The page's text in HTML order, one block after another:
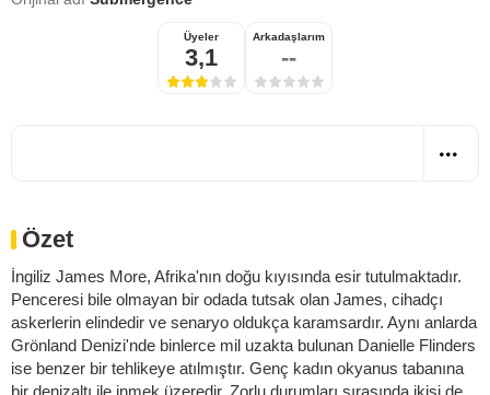
Üyeler
3,1
Arkadaşlarım
--
Özet
İngiliz James More, Afrika'nın doğu kıyısında esir tutulmaktadır.
Penceresi bile olmayan bir odada tutsak olan James, cihadçı
askerlerin elindedir ve senaryo oldukça karamsardır. Aynı anlarda
Grönland Denizi'nde binlerce mil uzakta bulunan Danielle Flinders
ise benzer bir tehlikeye atılmıştır. Genç kadın okyanus tabanına
bir denizaltı ile inmek üzeredir. Zorlu durumları sırasında ikisi de